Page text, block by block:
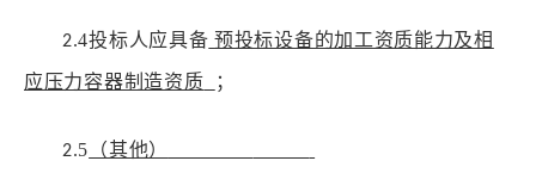
2.4投标人应具备 预投标设备的加工资质能力及相
应压力容器制造资质 ；
2.5 （其他）